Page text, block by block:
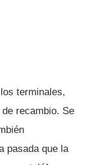
terminales,
recambio. Se
pasada que la